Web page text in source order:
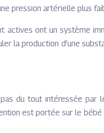
pression artérielle plus
actives ont un système
la production d’une
du tout intéressée par
est portée sur le bébé